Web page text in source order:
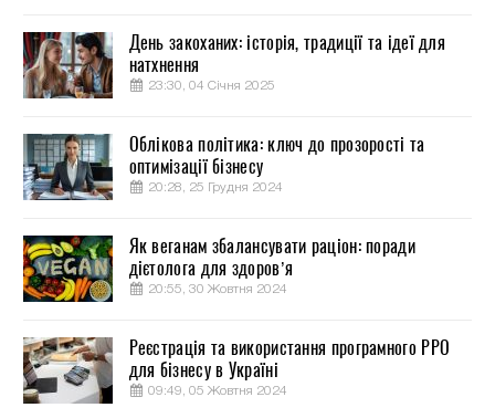
День закоханих: історія, традиції та ідеї для
натхнення
23:30, 04 Січня 2025
Облікова політика: ключ до прозорості та
оптимізації бізнесу
20:28, 25 Грудня 2024
Як веганам збалансувати раціон: поради
дієтолога для здоров’я
20:55, 30 Жовтня 2024
Реєстрація та використання програмного РРО
для бізнесу в Україні
09:49, 05 Жовтня 2024